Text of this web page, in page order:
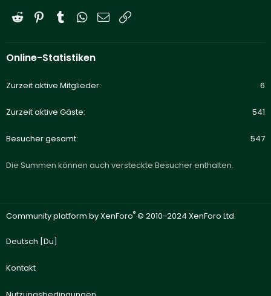
Reddit PinterestTumblrWhatsApp
E-Mail
Online-Statistiken
Zurzeit aktive Mitglieder 6
Zurzeit aktive Gäste 541
Besucher gesamt 547
Die Summen können auch versteckte Besucher enthalten.
Community platform by XenForo® © 2010-2024 XenForo Ltd.
Deutsch [Du]
Kontakt